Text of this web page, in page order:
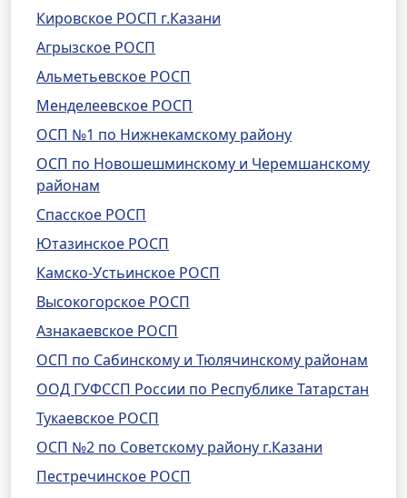
Кировское РОСП г.Казани
Агрызское РОСП
Альметьевское РОСП
Менделеевское РОСП
ОСП №1 по Нижнекамскому району
ОСП по Новошешминскому и Черемшанскому
районам
Спасское РОСП
Ютазинское РОСП
Камско-Устьинское РОСП
Высокогорское РОСП
Азнакаевское РОСП
ОСП по Сабинскому и Тюлячинскому районам
ООД ГУФССП России по Республике Татарстан
Тукаевское РОСП
ОСП №2 по Советскому району г.Казани
Пестречинское РОСП